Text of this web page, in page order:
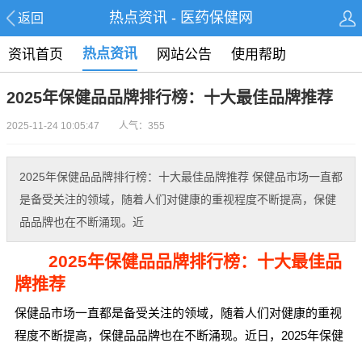
返回 热点资讯 - 医药保健网
资讯首页 热点资讯 网站公告 使用帮助
2025年保健品品牌排行榜：十大最佳品牌推荐
2025-11-24 10:05:47 人气：355
2025年保健品品牌排行榜：十大最佳品牌推荐 保健品市场一直都
是备受关注的领域，随着人们对健康的重视程度不断提高，保健
品品牌也在不断涌现。近
2025年保健品品牌排行榜：十大最佳品
牌推荐
保健品市场一直都是备受关注的领域，随着人们对健康的重视
程度不断提高，保健品品牌也在不断涌现。近日，2025年保健